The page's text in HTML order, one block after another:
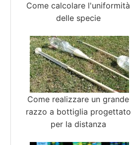
Come calcolare l'uniformità
delle specie
Come realizzare un grande
razzo a bottiglia progettato
per la distanza